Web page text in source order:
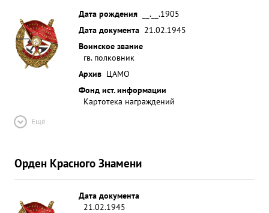
Дата рождения
__.__.1905
Дата документа 21.02.1945
Воинское звание
гв. полковник
Архив ЦАМО
Фонд ист. информации
Картотека награждений
Ещё
Орден Красного Знамени
Дата документа
21.02.1945